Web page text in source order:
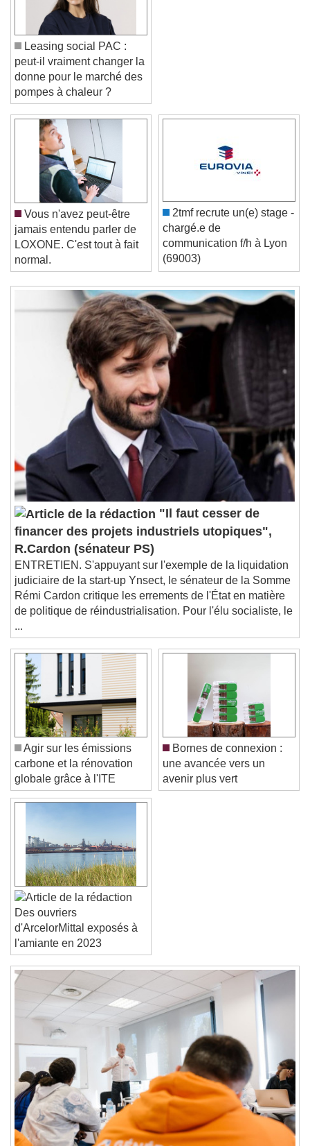
Video Player is loading.
Play Video
Play
Skip Backward
Unmute
Current Time0:00
/
Duration-:-
Stream TypeLIVE
Seek to live, currently behind liveLIVE
Remaining Time-0:00
Playback Rate
Chapters
Chapters
Descriptions
descriptions off, selected
Subtitles
subtitles settings, opens subtitles
settings dialog
subtitles off, selected
Audio Track
Picture-in-Picture
Fullscreen
This is a modal window.
Beginning of dialog window. Escape will cancel
and close the window.
Text
Text Background
Color Opacity
Caption Area Background
Color Opacity
Font Size
Text Edge Style
Font Family
Reset
Done
Close Modal Dialog
End of dialog window.
Leasing social PAC :
peut-il vraiment changer la
donne pour le marché des
pompes à chaleur ?
Vous n'avez peut-être
jamais entendu parler de
LOXONE. C'est tout à fait
normal.
2tmf recrute un(e) stage -
chargé.e de
communication f/h à Lyon
(69003)
"Il faut cesser de
financer des projets industriels utopiques",
R.Cardon (sénateur PS)
ENTRETIEN. S'appuyant sur l'exemple de la liquidation
judiciaire de la start-up Ynsect, le sénateur de la Somme
Rémi Cardon critique les errements de l'État en matière
...
Agir sur les émissions
carbone et la rénovation
globale grâce à l'ITE
Bornes de connexion :
une avancée vers un
avenir plus vert
Des ouvriers
d'ArcelorMittal exposés à
l'amiante en 2023